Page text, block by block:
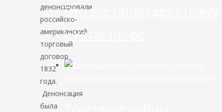
денонсировали
российско-
американский
торговый
договор
1832
года.
Денонсация
была
Это всё приведёт страну
к катастрофе